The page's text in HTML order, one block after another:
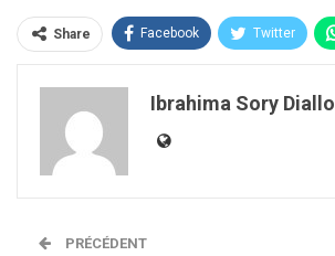
Share Facebook Twitter
Ibrahima Sory Diallo
PRÉCÉDENT